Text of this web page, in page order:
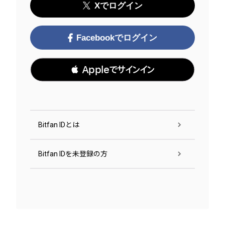
Xでログイン
Facebookでログイン
 Appleでサインイン
Bitfan IDとは
Bitfan IDを未登録の方